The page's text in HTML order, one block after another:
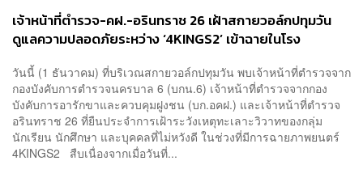
เจ้าหน้าที่ตำรวจ-คฝ.-อรินทราช 26 เฝ้าสกายวอล์กปทุมวัน
ดูแลความปลอดภัยระหว่าง ‘4KINGS2’ เข้าฉายในโรง
วันนี้ (1 ธันวาคม) ที่บริเวณ​สกายวอล์กปทุมวัน พบเจ้าหน้าที่ตำรวจจาก
กองบังคับการตำรวจนครบาล 6 (บกน.6) เจ้าหน้าที่ตำรวจจากกอง
บังคับการอารักขาและควบคุมฝูงชน (บก.อคฝ.) และเจ้าหน้าที่ตำรวจ
อรินทราช 26 ที่ยืนประจำการเฝ้าระวังเหตุทะเลาะวิวาทของกลุ่ม
นักเรียน นักศึกษา และบุคคลที่ไม่หวังดี ในช่วงที่มีการฉายภาพยนตร์
4KINGS2 สืบเนื่องจากเมื่อวันที่...